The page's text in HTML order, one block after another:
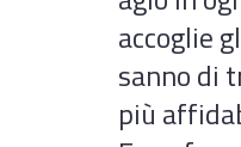
accoglie
sanno di
più